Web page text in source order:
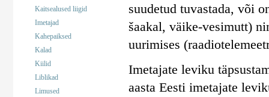
Kaitsealused liigid
Imetajad
Kahepaiksed
Kalad
Kiilid
Liblikad
Limused
suudetud tuvastada, või
šaakal, väike-vesimutt)
uurimises
Imetajate leviku
aasta Eesti imetajate